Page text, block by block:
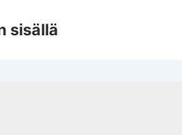
sisällä